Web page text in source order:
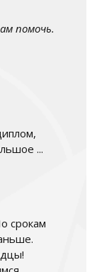
помочь.
...
срокам